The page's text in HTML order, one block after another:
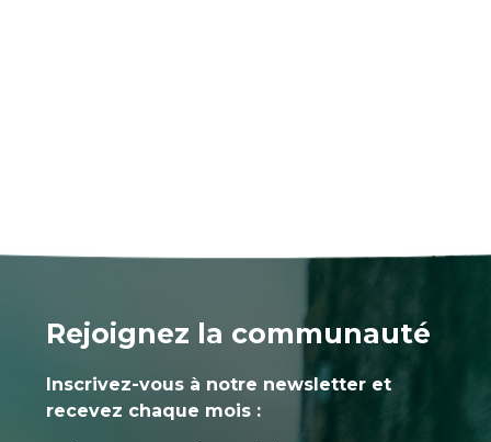
Rejoignez la communauté
Inscrivez-vous à notre newsletter et
recevez chaque mois :